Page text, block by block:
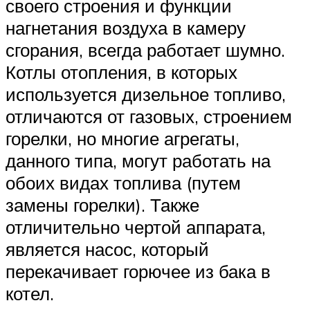
своего строения и функции
нагнетания воздуха в камеру
сгорания, всегда работает шумно.
Котлы отопления, в которых
используется дизельное топливо,
отличаются от газовых, строением
горелки, но многие агрегаты,
данного типа, могут работать на
обоих видах топлива (путем
замены горелки). Также
отличительно чертой аппарата,
является насос, который
перекачивает горючее из бака в
котел.